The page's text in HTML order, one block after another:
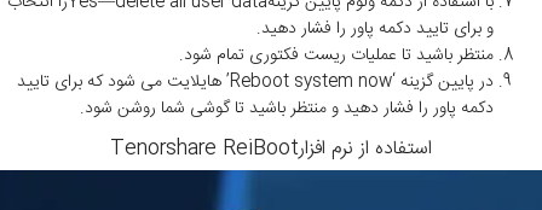
و برای تایید دکمه پاور را فشار دهید.
منتظر باشید تا عملیات ریست فکتوری تمام شود.
در پایین گزینه ‘Reboot system now’ هایلایت می شود که برای تایید
دکمه پاور را فشار دهید و منتظر باشید تا گوشی شما روشن شود.
استفاده از نرم افزارTenorshare ReiBoot